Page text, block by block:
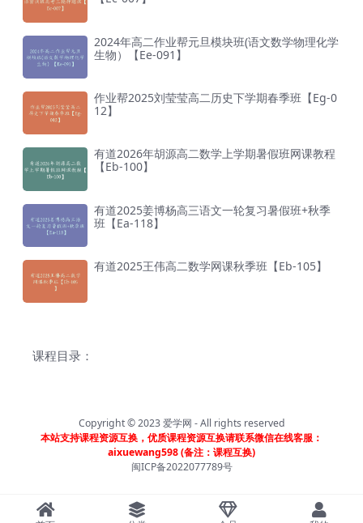
2024年高二作业帮元旦模块班(语文数学物理化学
生物）【Ee-091】
作业帮2025刘莹莹高二历史下学期春季班【Eg-0
12】
有道2026年胡源高二数学上学期暑假班网课教程
【Eb-100】
有道2025姜博杨高三语文一轮复习暑假班+秋季
班【Ea-118】
有道2025王伟高二数学网课秋季班【Eb-105】
课程目录：
Copyright © 2023爱学网 - All rights reserved
本站支持课程资源互换，优质课程资源互换请联系微信在线客服：
aixuewang598 (备注：课程互换)
闽ICP备2022077789号